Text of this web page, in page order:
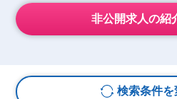
非公開求人の紹
検索条件を